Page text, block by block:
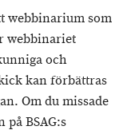
webbinarium som
webbinariet
och
kan förbättras
Om du missade
BSAG:s